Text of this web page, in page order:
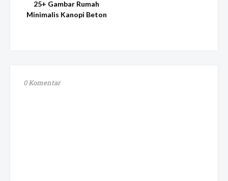
25+ Gambar Rumah
Minimalis Kanopi Beton
0 Komentar